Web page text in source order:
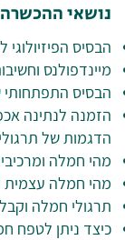
נושאי
הבסיס הפיזיולוגי
מיינדפולנס
הבסיס התפתחותי
הזמנה לנתינה
הדגמות של
מהי חמלה
מהי חמלה עצמית
תרגולי חמלה
כיצד ניתן לטפח